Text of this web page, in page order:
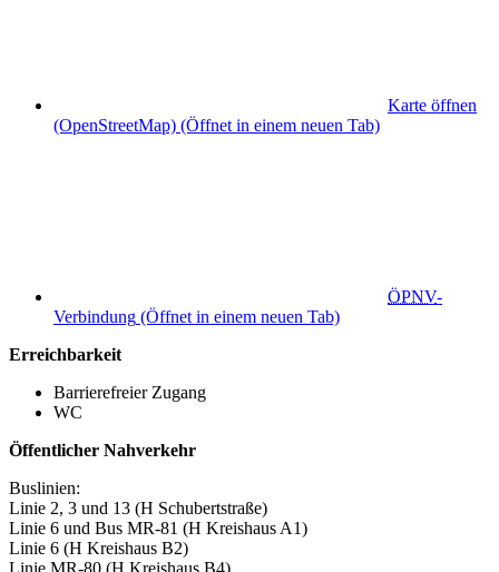
Karte öffnen
(OpenStreetMap) (Öffnet in einem neuen Tab)
ÖPNV-
Verbindung (Öffnet in einem neuen Tab)
Erreichbarkeit
Barrierefreier Zugang
WC
Öffentlicher Nahverkehr
Buslinien:
Linie 2, 3 und 13 (H Schubertstraße)
Linie 6 und Bus MR-81 (H Kreishaus A1)
Linie 6 (H Kreishaus B2)
Linie MR-80 (H Kreishaus B4)